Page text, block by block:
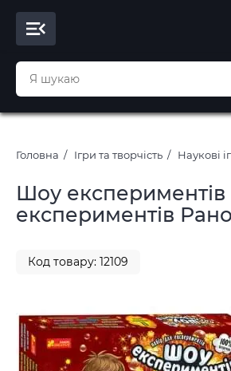
Головна Ігри та творчість Наукові
Шоу експериментів
експериментів
Код товару: 12109